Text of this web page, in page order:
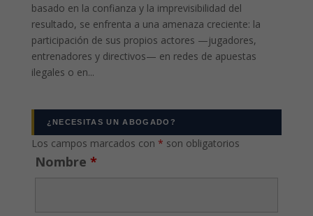
basado en la confianza y la imprevisibilidad del
resultado, se enfrenta a una amenaza creciente: la
participación de sus propios actores —jugadores,
entrenadores y directivos— en redes de apuestas
ilegales o en...
¿NECESITAS UN ABOGADO?
Los campos marcados con * son obligatorios
Nombre *